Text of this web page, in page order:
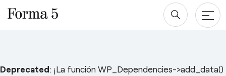
Deprecated: ¡La función WP_Dependencies->add_data()
Productos